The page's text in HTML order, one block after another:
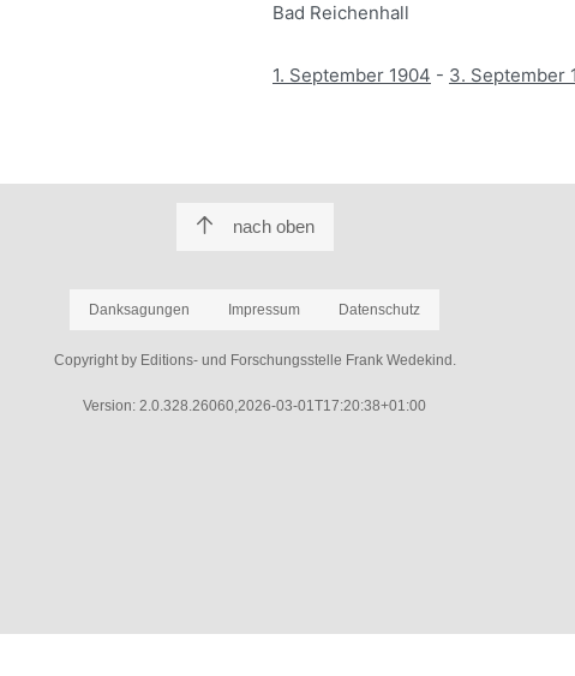
Bad Reichenhall
1. September 1904 - 3. September
nach oben
Danksagungen Impressum Datenschutz
Copyright by Editions- und Forschungsstelle Frank Wedekind.
Version: 2.0.328.26060,2026-03-01T17:20:38+01:00